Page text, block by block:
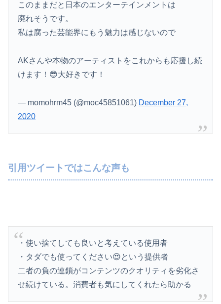
このままだと日本のエンターテインメントは
廃れそうです。
私は腐った芸能界にもう魅力は感じないので
AKさんや本物のアーティストをこれからも応援し続
けます！😎大好きです！
— momohrm45 (@moc45851061) December 27,
2020
引用ツイートではこんな声も
・使い捨てしても良いと考えている使用者
・タダでも使ってください😍という提供者
二者の負の連鎖がコンテンツのクオリティを劣化さ
せ続けている。消費者も気にしてくれたら助かる